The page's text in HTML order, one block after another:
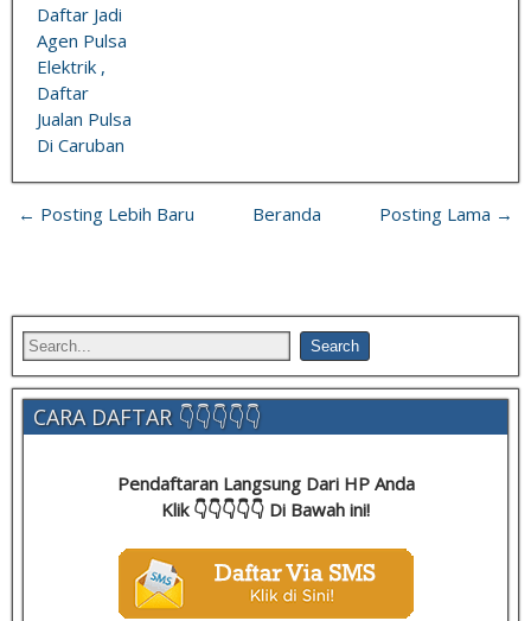
Daftar Jadi
Agen Pulsa
Elektrik ,
Daftar
Jualan Pulsa
Di Caruban
← Posting Lebih Baru Posting Lama →
Beranda
CARA DAFTAR 👇👇👇👇👇
Pendaftaran Langsung Dari HP Anda
Klik 👇👇👇👇👇 Di Bawah ini!